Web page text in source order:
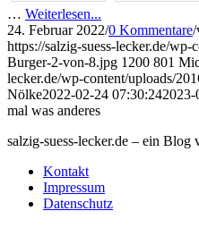
… Weiterlesen...
24. Februar 2022/0 Kommentare/
https://salzig-suess-lecker.de/
Burger-2-von-8.jpg 1200 801
lecker.de/wp-content/uploads/
Nölke2022-02-24 07:30:242023-
mal was anderes
salzig-suess-lecker.de – ein
Kontakt
Impressum
Datenschutz